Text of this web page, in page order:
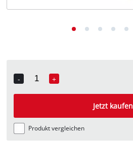
-
Quantity
+
Jetzt kaufen
Produkt vergleichen